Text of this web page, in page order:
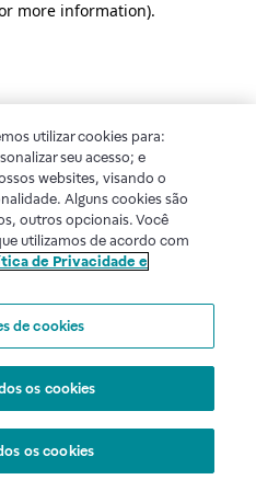
more information).
utilizar cookies para:
seu acesso; e
websites, visando o
Alguns cookies são
outros opcionais. Você
utilizamos de acordo com
de Privacidade e
de cookies
os cookies
os cookies